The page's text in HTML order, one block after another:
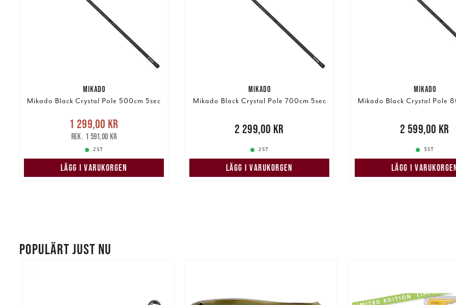
MIKADO
Mikado Black Crystal Pole 500cm 5sec
Nuvarande pris
1 299,00 krTidigare pris
1 591,00 kr
1 299,00 kr
1 591,00 kr
2 ST
LÄGG I VARUKORGEN
MIKADO
Mikado Black Crystal Pole 700cm 5sec
2 299,00 kr
2 299,00 kr
2 ST
LÄGG I VARUKORGEN
MIKADO
Mikado Black Crystal Pole
2 599,00 kr
2 599,00 kr
3 ST
LÄGG I
POPULÄRT JUST NU